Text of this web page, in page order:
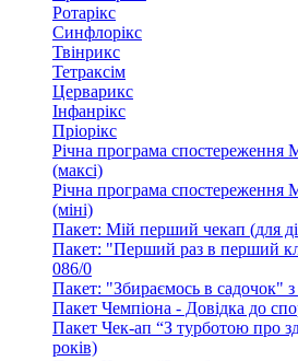
Ротарікс
Синфлорікс
Твінрикс
Тетраксім
Церварикс
Інфанрікс
Пріорікс
Річна програма спостереження
(максі)
Річна програма спостереження
(міні)
Пакет: Мій перший чекап (для
Пакет: "Перший раз в перший
086/0
Пакет: "Збираємось в садочок"
Пакет Чемпіона - Довідка до
Пакет Чек-ап “З турботою про
років)